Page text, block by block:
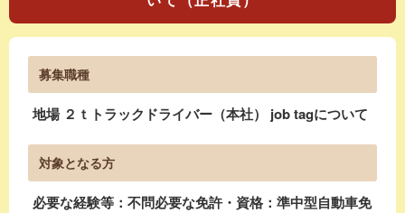
募集職種
地場 ２ｔトラックドライバー（本社） job tagについて
対象となる方
必要な経験等：不問必要な免許・資格：準中型自動車免